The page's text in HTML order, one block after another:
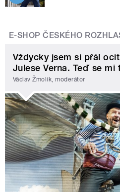
E-SHOP ČESKÉHO
Vždycky jsem si přál
Julese Verna. Teď se mi
Václav Žmolík, moderátor